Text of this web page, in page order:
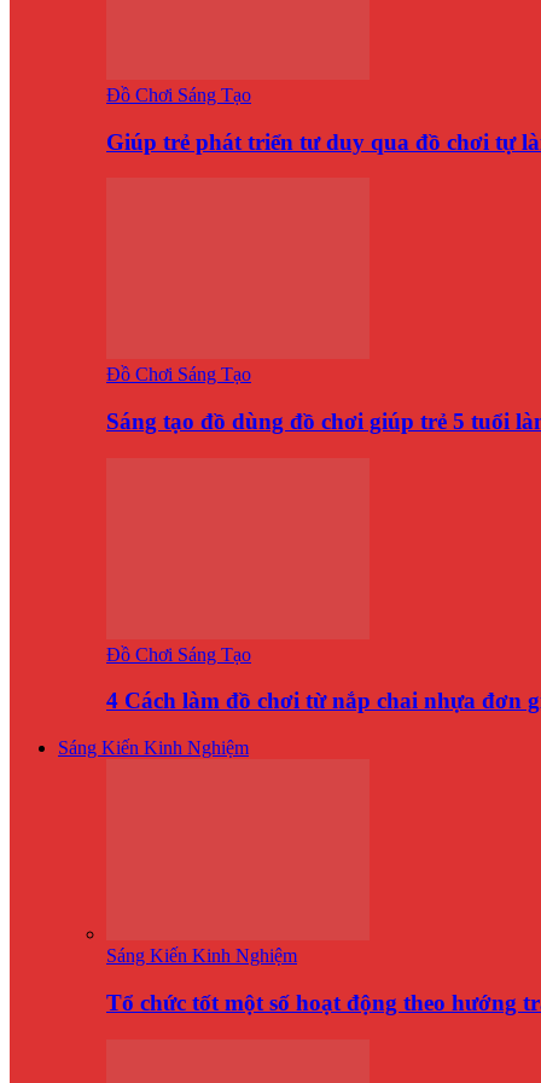
Đồ Chơi Sáng Tạo
Giúp trẻ phát triển tư duy qua đồ chơi tự
Đồ Chơi Sáng Tạo
Sáng tạo đồ dùng đồ chơi giúp trẻ 5 tuổi
Đồ Chơi Sáng Tạo
4 Cách làm đồ chơi từ nắp chai nhựa đơn
Sáng Kiến Kinh Nghiệm
Sáng Kiến Kinh Nghiệm
Tổ chức tốt một số hoạt động theo hướng